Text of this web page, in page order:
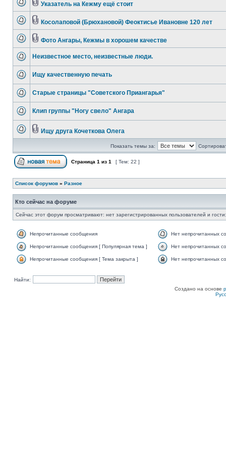
Указатель на Кежму ещё стоит
Косолаповой (Брюхановой) Феоктисье Ивановне 120 лет
Фото Ангары, Кежмы в хорошем качестве
Неизвестное место, неизвестные люди.
Ищу качественную печать
Старые страницы "Советского Приангарья"
Клип группы "Ногу свело" Ангара
Ищу друга Кочеткова Олега
Показать темы за:
Страница 1 из 1 [ Тем: 22 ]
Список форумов » Разное
Кто сейчас на форуме
Сейчас этот форум просматривают: нет зарегистрированных пользователей и
Непрочитанные сообщения Нет непрочитанных
Непрочитанные сообщения [ Популярная тема ] Нет непрочитанных
Непрочитанные сообщения [ Тема закрыта ] Нет непрочитанных
Найти:
Создано на основе